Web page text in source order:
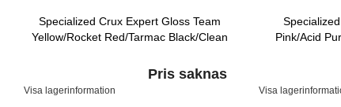
Specialized Crux Expert Gloss Team
Yellow/Rocket Red/Tarmac Black/Clean
Pris saknas
Visa lagerinformation
Pink/Acid
Visa